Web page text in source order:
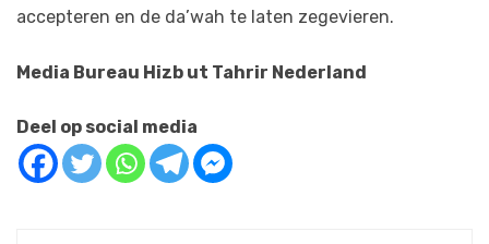
accepteren en de da’wah te laten zegevieren.
Media Bureau Hizb ut Tahrir Nederland
Deel op social media